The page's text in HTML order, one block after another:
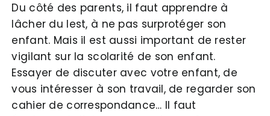
Du côté des parents, il faut apprendre à
lâcher du lest, à ne pas surprotéger son
enfant. Mais il est aussi important de rester
vigilant sur la scolarité de son enfant.
Essayer de discuter avec votre enfant, de
vous intéresser à son travail, de regarder son
cahier de correspondance… Il faut